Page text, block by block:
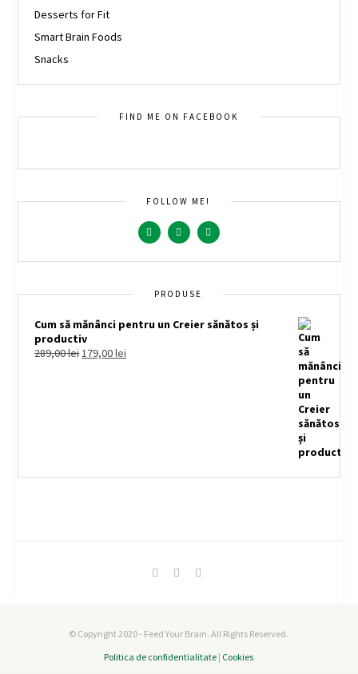
Desserts for Fit
Smart Brain Foods
Snacks
FIND ME ON FACEBOOK
FOLLOW ME!
PRODUSE
Cum să mănânci pentru un Creier sănătos și
productiv
289,00lei179,00lei
© Copyright 2020 - Feed Your Brain. All Rights Reserved.
Politica de confidentialitate | Cookies